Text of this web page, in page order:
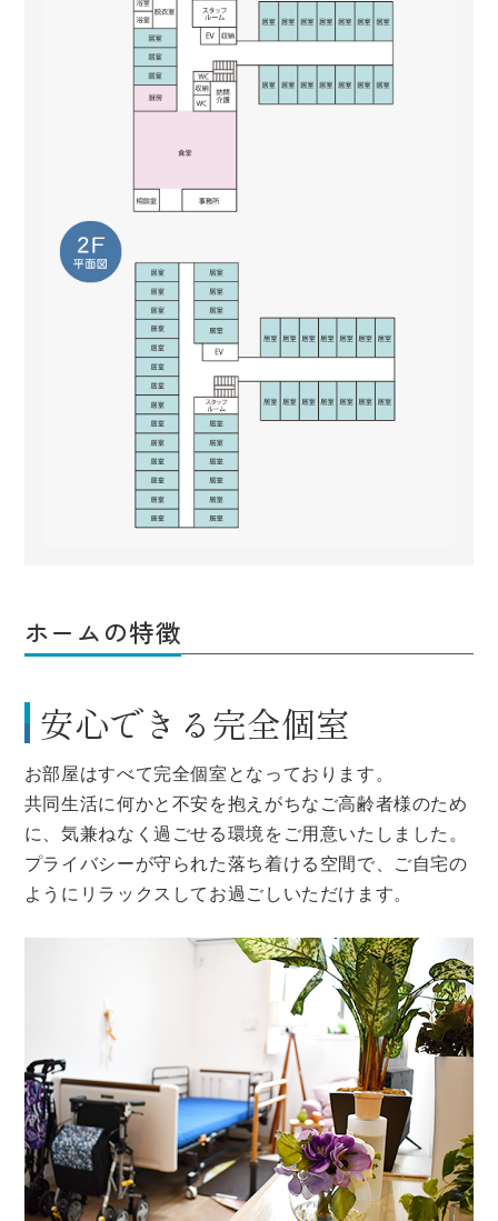
ホームの特徴
安心できる完全個室
お部屋はすべて完全個室となっております。
共同生活に何かと不安を抱えがちなご高齢者様のため
に、気兼ねなく過ごせる環境をご用意いたしました。
プライバシーが守られた落ち着ける空間で、ご自宅の
ようにリラックスしてお過ごしいただけます。